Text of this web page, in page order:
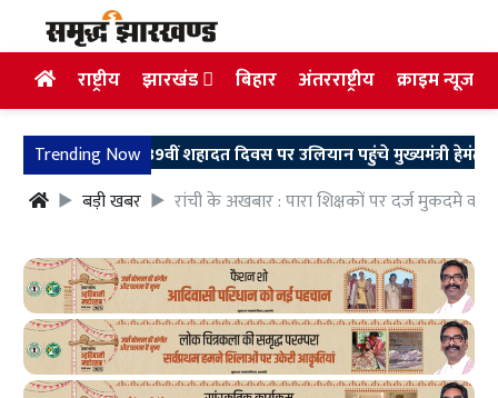
राष्ट्रीय झारखंड बिहार अंतरराष्ट्रीय क्राइम न्यूज
Trending Now
महतो की 39वीं शहादत दिवस पर उलियान पहुंचे मुख्यमंत्री हेमंत सोरेन
बड़ी खबर
रांची के अखबार : पारा शिक्षकों पर दर्ज मुकदमे